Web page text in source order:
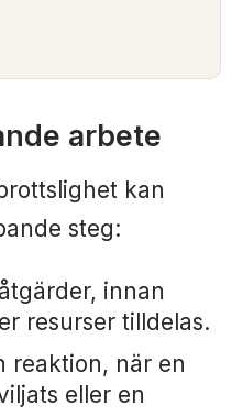
arbete
kan
steg:
innan
resurser tilldelas.
reaktion, när en
eller en